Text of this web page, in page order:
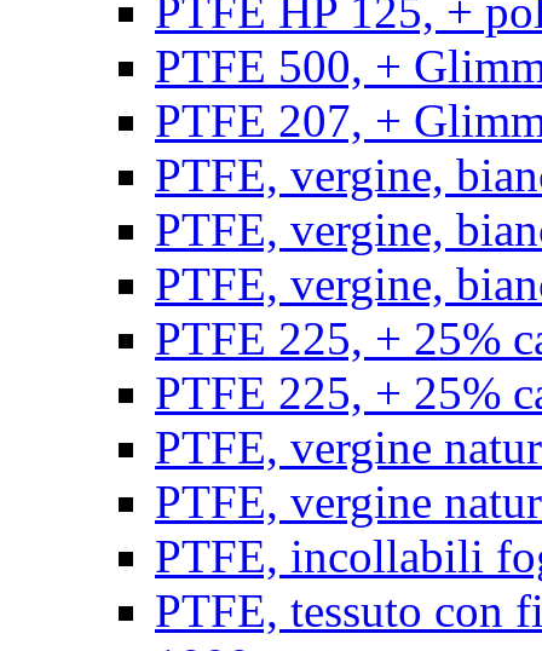
PTFE HP 125, +
PTFE 500, +
PTFE 207, +
PTFE, vergine,
PTFE, vergine,
PTFE, vergine,
PTFE 225, + 25%
PTFE 225, + 25%
PTFE, vergine
PTFE, vergine
PTFE, incollabili
PTFE, tessuto con